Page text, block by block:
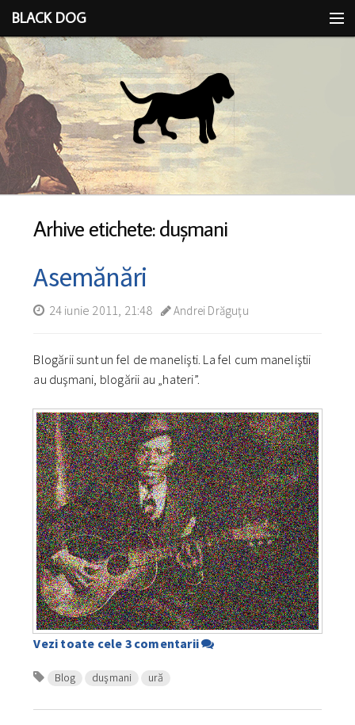
BLACK DOG
IDEEA
CU LIMBA SCOASĂ
Arhive etichete: duşmani
Asemănări
24 iunie 2011, 21:48 Andrei Drăguţu
Blogării sunt un fel de manelişti. La fel cum maneliştii
au duşmani, blogării au „hateri”.
Vezi toate cele 3 comentarii
Blog duşmani ură